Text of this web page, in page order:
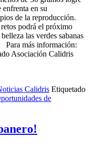
en su
de la reproducción.
podrá el próximo
las verdes sabanas
más información:
Asociación Calidris
Calidris Etiquetado
de